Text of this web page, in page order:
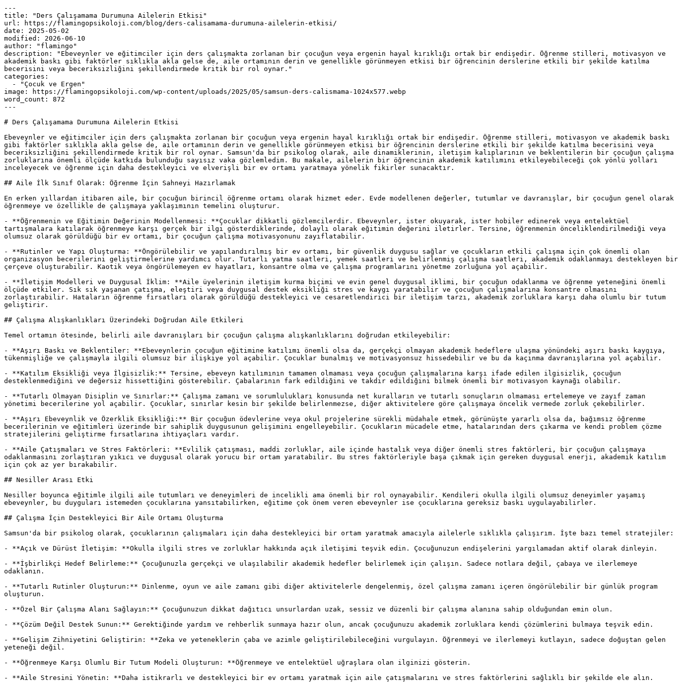
---
title: "Ders Çalışamama Durumuna Ailelerin Etkisi"
url: https://flamingopsikoloji.com/blog/ders-calisamama-durumuna-ailelerin-etkisi/
date: 2025-05-02
modified: 2026-06-10
author: "flamingo"
description: "Ebeveynler ve eğitimciler için ders çalışmakta zorlanan bir çocuğun veya ergenin hayal kırıklığı ortak bir endişedir. Öğrenme stilleri, motivasyon ve
akademik baskı gibi faktörler sıklıkla akla gelse de, aile ortamının derin ve genellikle görünmeyen etkisi bir öğrencinin derslerine etkili bir şekilde katılma
becerisini veya beceriksizliğini şekillendirmede kritik bir rol oynar."
categories:
image: https://flamingopsikoloji.com/wp-content/uploads/2025/05/samsun-ders-calismama-1024x577.webp
word_count: 872
---
# Ders Çalışamama Durumuna Ailelerin Etkisi
Ebeveynler ve eğitimciler için ders çalışmakta zorlanan bir çocuğun veya ergenin hayal kırıklığı ortak bir endişedir. Öğrenme stilleri, motivasyon ve akademik baskı
gibi faktörler sıklıkla akla gelse de, aile ortamının derin ve genellikle görünmeyen etkisi bir öğrencinin derslerine etkili bir şekilde katılma becerisini veya
beceriksizliğini şekillendirmede kritik bir rol oynar. Samsun'da bir psikolog olarak, aile dinamiklerinin, iletişim kalıplarının ve beklentilerin bir çocuğun çalışma
zorluklarına önemli ölçüde katkıda bulunduğu sayısız vaka gözlemledim. Bu makale, ailelerin bir öğrencinin akademik katılımını etkileyebileceği çok yönlü yolları
inceleyecek ve öğrenme için daha destekleyici ve elverişli bir ev ortamı yaratmaya yönelik fikirler sunacaktır.
## Aile İlk Sınıf Olarak: Öğrenme İçin Sahneyi Hazırlamak
En erken yıllardan itibaren aile, bir çocuğun birincil öğrenme ortamı olarak hizmet eder. Evde modellenen değerler, tutumlar ve davranışlar, bir çocuğun genel olarak
öğrenmeye ve özellikle de çalışmaya yaklaşımının temelini oluşturur.
- **Öğrenmenin ve Eğitimin Değerinin Modellenmesi: **Çocuklar dikkatli gözlemcilerdir. Ebeveynler, ister okuyarak, ister hobiler edinerek veya entelektüel
tartışmalara katılarak öğrenmeye karşı gerçek bir ilgi gösterdiklerinde, dolaylı olarak eğitimin değerini iletirler. Tersine, öğrenmenin önceliklendirilmediği veya
olumsuz olarak görüldüğü bir ev ortamı, bir çocuğun çalışma motivasyonunu zayıflatabilir.
- **Rutinler ve Yapı Oluşturma: **Öngörülebilir ve yapılandırılmış bir ev ortamı, bir güvenlik duygusu sağlar ve çocukların etkili çalışma için çok önemli olan
organizasyon becerilerini geliştirmelerine yardımcı olur. Tutarlı yatma saatleri, yemek saatleri ve belirlenmiş çalışma saatleri, akademik odaklanmayı destekleyen bir
çerçeve oluşturabilir. Kaotik veya öngörülemeyen ev hayatları, konsantre olma ve çalışma programlarını yönetme zorluğuna yol açabilir.
- **İletişim Modelleri ve Duygusal İklim: **Aile üyelerinin iletişim kurma biçimi ve evin genel duygusal iklimi, bir çocuğun odaklanma ve öğrenme yeteneğini önemli
ölçüde etkiler. Sık sık yaşanan çatışma, eleştiri veya duygusal destek eksikliği stres ve kaygı yaratabilir ve çocuğun çalışmalarına konsantre olmasını
zorlaştırabilir. Hataların öğrenme fırsatları olarak görüldüğü destekleyici ve cesaretlendirici bir iletişim tarzı, akademik zorluklara karşı daha olumlu bir tutum
geliştirir.
## Çalışma Alışkanlıkları Üzerindeki Doğrudan Aile Etkileri
Temel ortamın ötesinde, belirli aile davranışları bir çocuğun çalışma alışkanlıklarını doğrudan etkileyebilir:
- **Aşırı Baskı ve Beklentiler: **Ebeveynlerin çocuğun eğitimine katılımı önemli olsa da, gerçekçi olmayan akademik hedeflere ulaşma yönündeki aşırı baskı kaygıya,
tükenmişliğe ve çalışmayla ilgili olumsuz bir ilişkiye yol açabilir. Çocuklar bunalmış ve motivasyonsuz hissedebilir ve bu da kaçınma davranışlarına yol açabilir.
- **Katılım Eksikliği veya İlgisizlik:** Tersine, ebeveyn katılımının tamamen olmaması veya çocuğun çalışmalarına karşı ifade edilen ilgisizlik, çocuğun
desteklenmediğini ve değersiz hissettiğini gösterebilir. Çabalarının fark edildiğini ve takdir edildiğini bilmek önemli bir motivasyon kaynağı olabilir.
- **Tutarlı Olmayan Disiplin ve Sınırlar:** Çalışma zamanı ve sorumlulukları konusunda net kuralların ve tutarlı sonuçların olmaması ertelemeye ve zayıf zaman
yönetimi becerilerine yol açabilir. Çocuklar, sınırlar kesin bir şekilde belirlenmezse, diğer aktivitelere göre çalışmaya öncelik vermede zorluk çekebilirler.
- **Aşırı Ebeveynlik ve Özerklik Eksikliği:** Bir çocuğun ödevlerine veya okul projelerine sürekli müdahale etmek, görünüşte yararlı olsa da, bağımsız öğrenme
becerilerinin ve eğitimleri üzerinde bir sahiplik duygusunun gelişimini engelleyebilir. Çocukların mücadele etme, hatalarından ders çıkarma ve kendi problem çözme
stratejilerini geliştirme fırsatlarına ihtiyaçları vardır.
- **Aile Çatışmaları ve Stres Faktörleri: **Evlilik çatışması, maddi zorluklar, aile içinde hastalık veya diğer önemli stres faktörleri, bir çocuğun çalışmaya
odaklanmasını zorlaştıran yıkıcı ve duygusal olarak yorucu bir ortam yaratabilir. Bu stres faktörleriyle başa çıkmak için gereken duygusal enerji, akademik katılım
için çok az yer bırakabilir.
## Nesiller Arası Etki
Nesiller boyunca eğitimle ilgili aile tutumları ve deneyimleri de incelikli ama önemli bir rol oynayabilir. Kendileri okulla ilgili olumsuz deneyimler yaşamış
ebeveynler, bu duyguları istemeden çocuklarına yansıtabilirken, eğitime çok önem veren ebeveynler ise çocuklarına gereksiz baskı uygulayabilirler.
## Çalışma İçin Destekleyici Bir Aile Ortamı Oluşturma
Samsun'da bir psikolog olarak, çocuklarının çalışmaları için daha destekleyici bir ortam yaratmak amacıyla ailelerle sıklıkla çalışırım. İşte bazı temel stratejiler:
- **Açık ve Dürüst İletişim: **Okulla ilgili stres ve zorluklar hakkında açık iletişimi teşvik edin. Çocuğunuzun endişelerini yargılamadan aktif olarak dinleyin.
- **İşbirlikçi Hedef Belirleme:** Çocuğunuzla gerçekçi ve ulaşılabilir akademik hedefler belirlemek için çalışın. Sadece notlara değil, çabaya ve ilerlemeye
odaklanın.
- **Tutarlı Rutinler Oluşturun:** Dinlenme, oyun ve aile zamanı gibi diğer aktivitelerle dengelenmiş, özel çalışma zamanı içeren öngörülebilir bir günlük program
oluşturun.
- **Özel Bir Çalışma Alanı Sağlayın:** Çocuğunuzun dikkat dağıtıcı unsurlardan uzak, sessiz ve düzenli bir çalışma alanına sahip olduğundan emin olun.
- **Çözüm Değil Destek Sunun:** Gerektiğinde yardım ve rehberlik sunmaya hazır olun, ancak çocuğunuzu akademik zorluklara kendi çözümlerini bulmaya teşvik edin.
- **Gelişim Zihniyetini Geliştirin: **Zeka ve yeteneklerin çaba ve azimle geliştirilebileceğini vurgulayın. Öğrenmeyi ve ilerlemeyi kutlayın, sadece doğuştan gelen
yeteneği değil.
- **Öğrenmeye Karşı Olumlu Bir Tutum Modeli Oluşturun: **Öğrenmeye ve entelektüel uğraşlara olan ilginizi gösterin.
- **Aile Stresini Yönetin: **Daha istikrarlı ve destekleyici bir ev ortamı yaratmak için aile çatışmalarını ve stres faktörlerini sağlıklı bir şekilde ele alın.